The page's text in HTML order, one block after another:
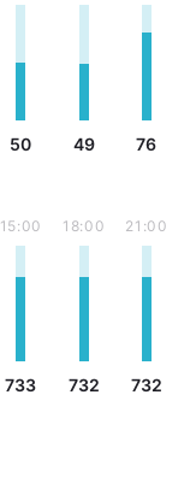
50 49 76
15:00
733
18:00
732
21:00
732